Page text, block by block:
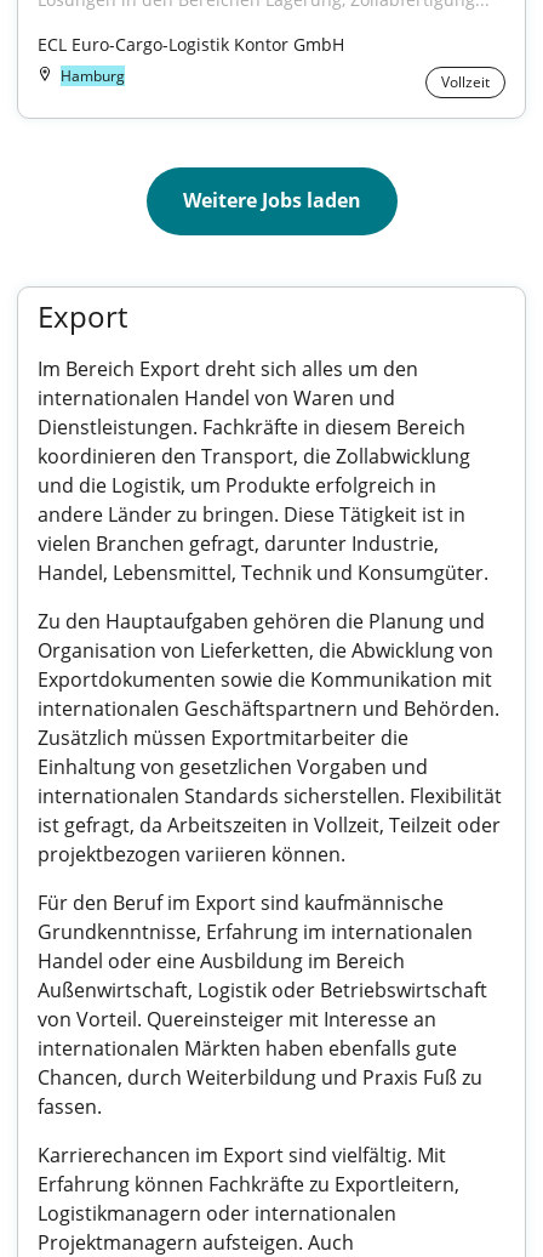
ECL Euro-Cargo-Logistik Kontor GmbH
Hamburg Vollzeit
Weitere Jobs laden
Export
Im Bereich Export dreht sich alles um den
internationalen Handel von Waren und
Dienstleistungen. Fachkräfte in diesem Bereich
koordinieren den Transport, die Zollabwicklung
und die Logistik, um Produkte erfolgreich in
andere Länder zu bringen. Diese Tätigkeit ist in
vielen Branchen gefragt, darunter Industrie,
Handel, Lebensmittel, Technik und Konsumgüter.
Zu den Hauptaufgaben gehören die Planung und
Organisation von Lieferketten, die Abwicklung von
Exportdokumenten sowie die Kommunikation mit
internationalen Geschäftspartnern und Behörden.
Zusätzlich müssen Exportmitarbeiter die
Einhaltung von gesetzlichen Vorgaben und
internationalen Standards sicherstellen. Flexibilität
ist gefragt, da Arbeitszeiten in Vollzeit, Teilzeit oder
projektbezogen variieren können.
Für den Beruf im Export sind kaufmännische
Grundkenntnisse, Erfahrung im internationalen
Handel oder eine Ausbildung im Bereich
Außenwirtschaft, Logistik oder Betriebswirtschaft
von Vorteil. Quereinsteiger mit Interesse an
internationalen Märkten haben ebenfalls gute
Chancen, durch Weiterbildung und Praxis Fuß zu
fassen.
Karrierechancen im Export sind vielfältig. Mit
Erfahrung können Fachkräfte zu Exportleitern,
Logistikmanagern oder internationalen
Projektmanagern aufsteigen. Auch